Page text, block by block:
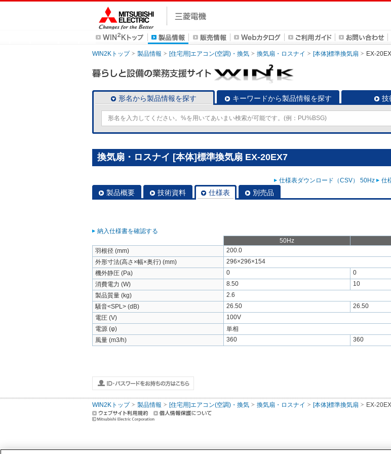
WIN2Kトップ 製品情報 [住宅用]エアコン(空調)・換気 換気扇・ロスナイ [本体]標準換気扇 EX-
形名から製品情報を探す キーワードから製品情報を探す 技
換気扇・ロスナイ [本体]標準換気扇 EX-20EX7
仕様表ダウンロード（CSV） 50Hz 仕
製品概要 技術資料 仕様表 別売品
納入仕様書を確認する
50Hz
羽根径 (mm)
200.0
外形寸法(高さ×幅×奥行) (mm)
296×296×154
機外静圧 (Pa)
0
0
消費電力 (W)
8.50
10
製品質量 (kg)
2.6
騒音<SPL> (dB)
26.50
26.50
電圧 (V)
100V
電源 (φ)
単相
風量 (m3/h)
360 360
WIN2Kトップ 製品情報 [住宅用]エアコン(空調)・換気 換気扇・ロスナイ [本体]標準換気扇 EX-